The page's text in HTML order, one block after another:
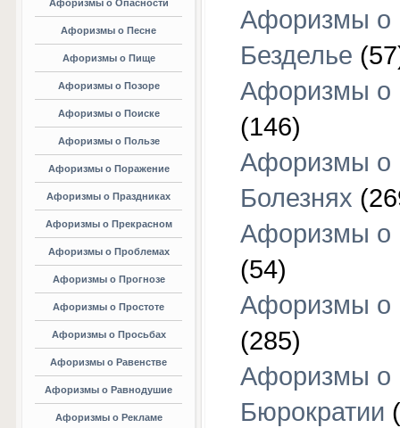
Афоризмы о Опасности
Афоризмы о Песне
Афоризмы о Пище
Афоризмы о Позоре
Афоризмы о Поиске
Афоризмы о Пользе
Афоризмы о Поражение
Афоризмы о Праздниках
Афоризмы о Прекрасном
Афоризмы о Проблемах
Афоризмы о Прогнозе
Афоризмы о Простоте
Афоризмы о Просьбах
Афоризмы о Равенстве
Афоризмы о Равнодушие
Афоризмы о Рекламе
Афоризмы о
Безделье
Афоризмы о
(146)
Афоризмы о
Болезнях
Афоризмы о
(54)
Афоризмы о
(285)
Афоризмы о
Бюрократии